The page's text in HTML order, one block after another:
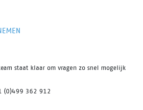
staat klaar om vragen zo snel mogelijk
(0)499 362 912